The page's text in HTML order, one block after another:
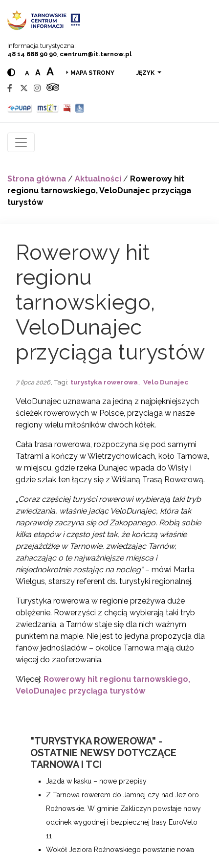
Informacja turystyczna:
48 14 688 90 90 centrum@it.tarnow.pl
A A A MAPA STRONY JĘZYK
Strona główna / Aktualności / Rowerowy hit
regionu tarnowskiego, VeloDunajec przyciąga
turystów
Rowerowy hit
regionu
tarnowskiego,
VeloDunajec
przyciąga turystów
7 lipca 2026 , Tagi: turystyka rowerowa Velo Dunajec
VeloDunajec uznawana za jedną z najpiękniejszych
ścieżek rowerowych w Polsce, przyciąga w nasze
regiony wielu miłośników dwóch kółek.
Cała trasa rowerowa, rozpoczyna się pod samymi
Tatrami a kończy w Wietrzychowicach, koło Tarnowa,
w miejscu, gdzie rzeka Dunajec wpada do Wisły i
gdzie szlak ten łączy się z Wiślaną Trasą Rowerową.
„Coraz częściej turyści rowerowi wybierają taki tryb
zwiedzania, właśnie jadąc VeloDunajec, która tak
naprawdę zaczyna się od Zakopanego. Robią sobie
kilka etapów i często jest tak, że kończą właśnie
przejażdżkę w Tarnowie, zwiedzając Tarnów,
zahaczając o te najważniejsze miejsca i
niejednokrotnie zostając na nocleg”– mówi Marta
Wielgus, starszy referent ds. turystyki regionalnej.
Turystyka rowerowa w regionie przeżywa duże
oblężenie. Rowerzyści z chęcią wybierają taki tryb
zwiedzania, a Tarnów staje się dla nich ważnym
punktem na mapie. Nie jest to jedyna propozycja dla
fanów jednośladów – okolice Tarnowa mają dużo
więcej do zaoferowania.
Więcej: Rowerowy hit regionu tarnowskiego,
VeloDunajec przyciąga turystów
"TURYSTYKA ROWEROWA" -
OSTATNIE NEWSY DOTYCZĄCE
TARNOWA I TCI
Jazda w kasku – nowe przepisy
Z Tarnowa rowerem do Jamnej czy nad Jezioro
Rożnowskie. W gminie Zakliczyn powstaje nowy
odcinek wygodnej i bezpiecznej trasy EuroVelo
11
Wokół Jeziora Rożnowskiego powstanie nowa